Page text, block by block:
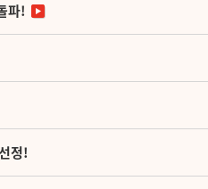
파!
정!